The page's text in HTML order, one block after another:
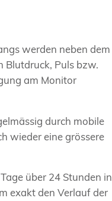
werden neben dem
Blutdruck, Puls bzw.
am Monitor
durch mobile
wieder eine grössere
über 24 Stunden in
exakt den Verlauf der